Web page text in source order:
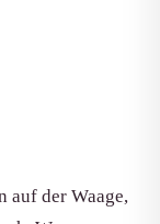
auf der Waage,